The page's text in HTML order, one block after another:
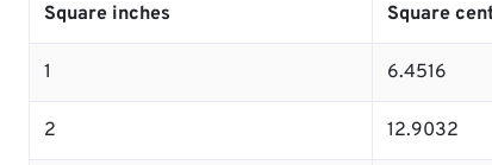
Square inches Square
1 6.4516
2 12.9032